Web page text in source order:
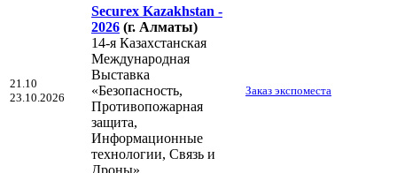
21.10
23.10.2026
Securex Kazakhstan -
2026 (г. Алматы)
14-я Казахстанская
Международная
Выставка
«Безопасность,
Противопожарная
защита,
Информационные
технологии, Связь и
Дроны»
Заказ экспоместа